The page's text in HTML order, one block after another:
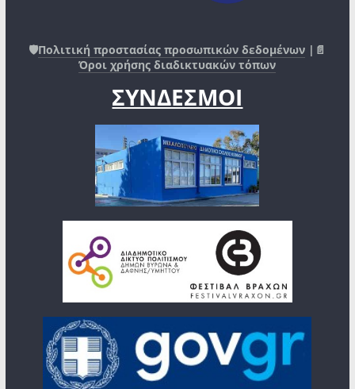
🛡️Πολιτική προστασίας προσωπικών δεδομένων |📄
Όροι χρήσης διαδικτυακών τόπων
ΣΥΝΔΕΣΜΟΙ